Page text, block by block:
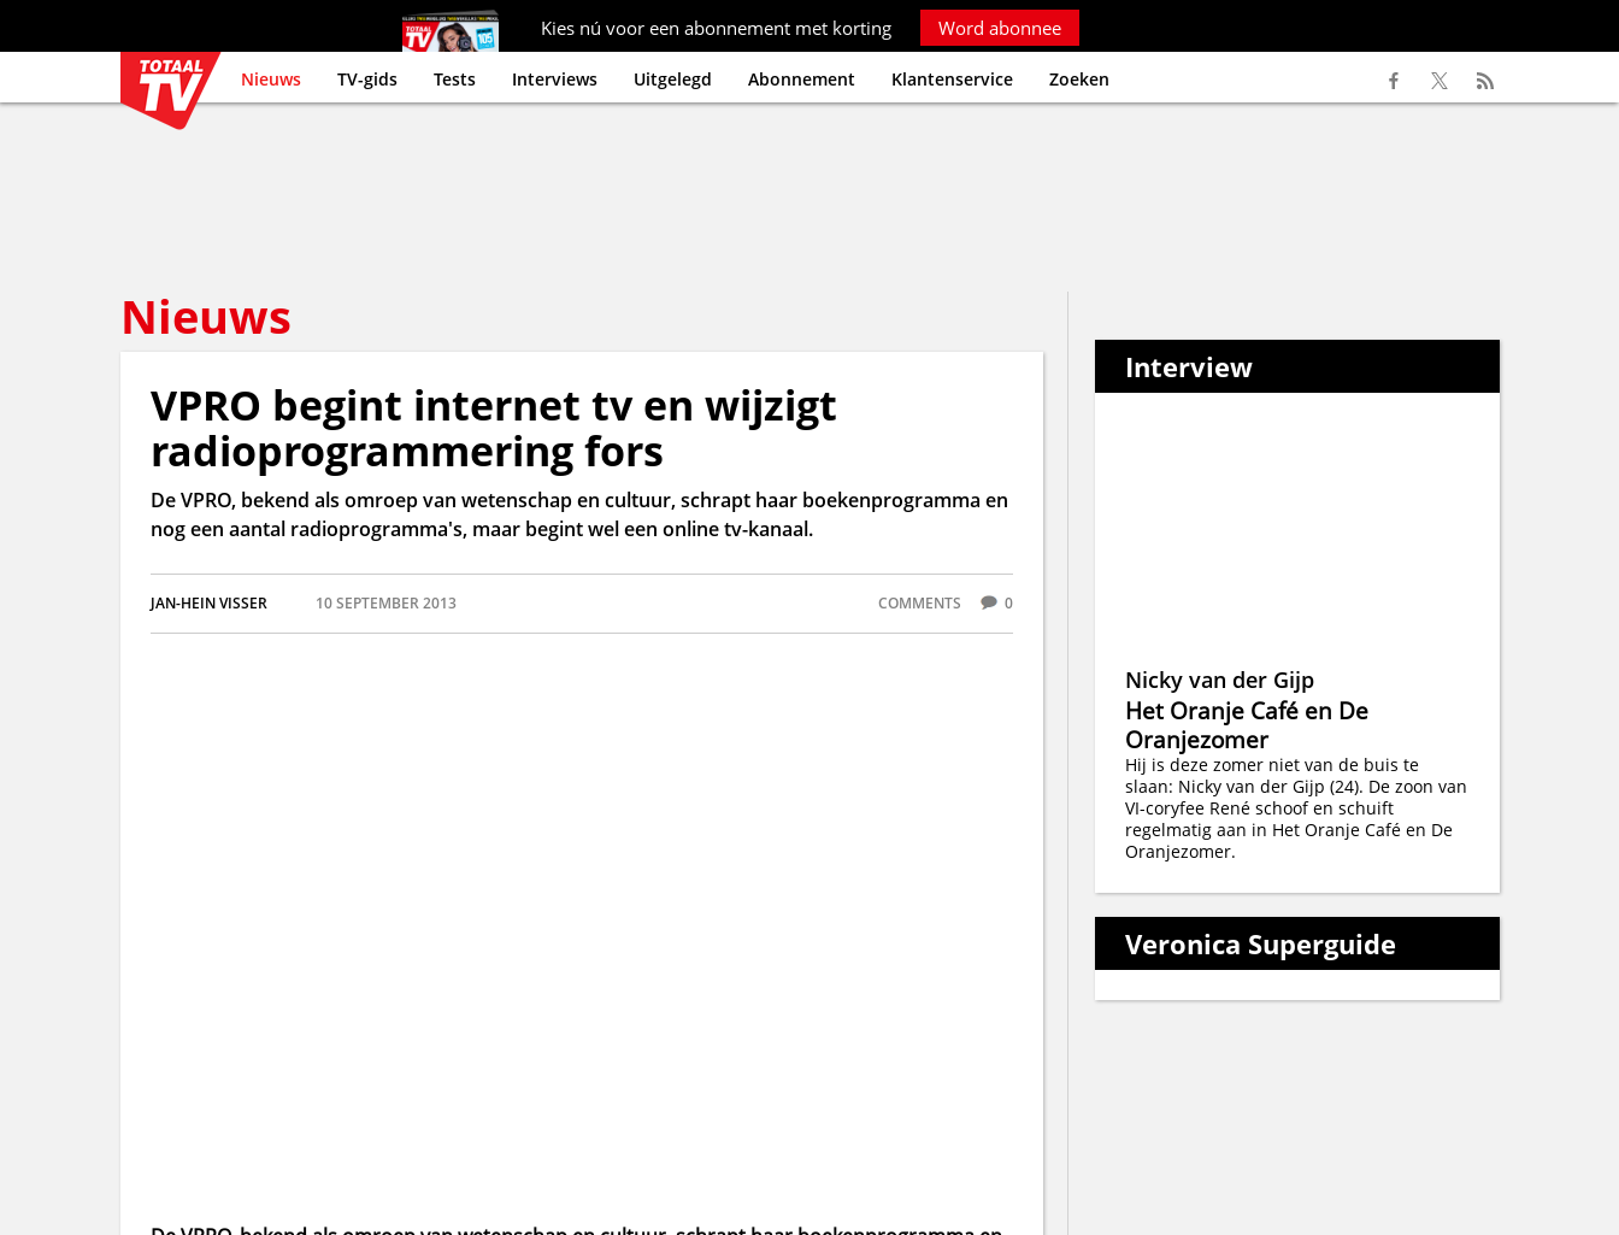
Kies nú voor een abonnement met korting Word abonnee
Nieuws TV-gids Tests Interviews Uitgelegd Abonnement Klantenservice Zoeken
Nieuws
VPRO begint internet tv en wijzigt
radioprogrammering fors
De VPRO, bekend als omroep van wetenschap en cultuur, schrapt haar boekenprogramma en
nog een aantal radioprogramma's, maar begint wel een online tv-kanaal.
JAN-HEIN VISSER 10 SEPTEMBER 2013 COMMENTS 0
Interview
Nicky van der Gijp
Het Oranje Café en De
Oranjezomer
Hij is deze zomer niet van de buis te
slaan: Nicky van der Gijp (24). De zoon van
VI-coryfee René schoof en schuift
regelmatig aan in Het Oranje Café en De
Oranjezomer.
Veronica Superguide